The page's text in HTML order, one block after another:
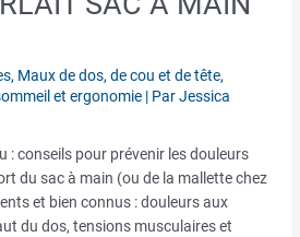
, Maux de dos, de cou et de tête,
et ergonomie | ParJessica
: conseils pour prévenir les douleurs
du sac à main (ou de la mallette chez
et bien connus : douleurs aux
du dos, tensions musculaires et